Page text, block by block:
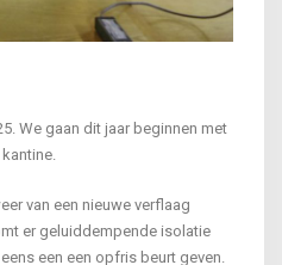
We gaan dit jaar beginnen met
van een nieuwe verflaag
er geluiddempende isolatie
een een opfris beurt geven.